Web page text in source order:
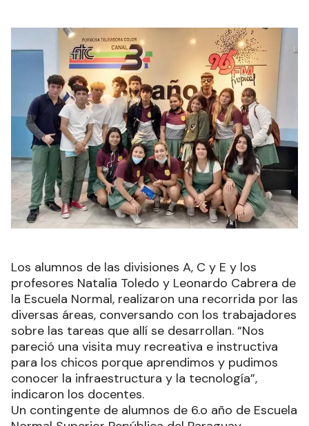
Los alumnos de las divisiones A, C y E y los
profesores Natalia Toledo y Leonardo Cabrera de
la Escuela Normal, realizaron una recorrida por las
diversas áreas, conversando con los trabajadores
sobre las tareas que allí se desarrollan. “Nos
pareció una visita muy recreativa e instructiva
para los chicos porque aprendimos y pudimos
conocer la infraestructura y la tecnología”,
indicaron los docentes.
Un contingente de alumnos de 6.o año de Escuela